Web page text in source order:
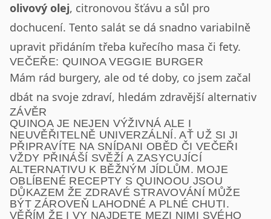
olivový olej, citronovou šťávu a sůl pro
dochucení. Tento salát se dá snadno variabilně
upravit přidáním třeba kuřecího masa či fety.
VEČEŘE: QUINOA VEGGIE BURGER
Mám rád burgery, ale od té doby, co jsem začal
dbát na svoje zdraví, hledám zdravější alternativ
ZÁVĚR
QUINOA JE NEJEN VÝŽIVNÁ ALE I
NEUVĚŘITELNĚ UNIVERZÁLNÍ. AŤ UŽ SI JI
PŘIPRAVÍTE NA SNÍDANI OBĚD ČI VEČEŘI
VŽDY PŘINÁŠÍ SVĚŽÍ A ZASYCUJÍCÍ
ALTERNATIVU K BĚŽNÝM JÍDLŮM. MOJE
OBLÍBENÉ RECEPTY S QUINOOU JSOU
DŮKAZEM ŽE ZDRAVÉ STRAVOVÁNÍ MŮŽE
BÝT ZÁROVEŇ LAHODNÉ A PLNÉ CHUTI.
VĚŘÍM ŽE I VY NAJDETE MEZI NIMI SVÉHO